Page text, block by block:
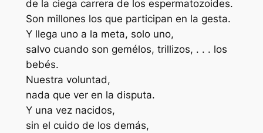
de la ciega carrera de los espermatozoides.
Son millones los que participan en la gesta.
Y llega uno a la meta, solo uno,
salvo cuando son gemélos, trillizos, . . . los
bebés.
Nuestra voluntad,
nada que ver en la disputa.
Y una vez nacidos,
sin el cuido de los demás,